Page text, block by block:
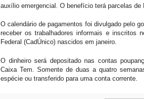
auxílio emergencial. O benefício terá parcelas de
O calendário de pagamentos foi divulgado pelo
receber os trabalhadores informais e inscritos
Federal (CadÚnico) nascidos em janeiro.
O dinheiro será depositado nas contas
Caixa Tem. Somente de duas a quatro
espécie ou transferido para uma conta corrente.